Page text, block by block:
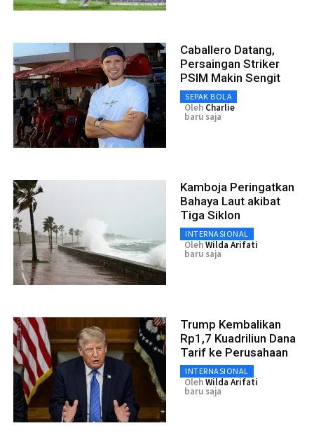
Caballero Datang,
Persaingan Striker
PSIM Makin Sengit
SEPAK BOLA
Oleh Charlie
baru saja
Kamboja Peringatkan
Bahaya Laut akibat
Tiga Siklon
INTERNASIONAL
OlehWilda Arifati
baru saja
Trump Kembalikan
Rp1,7 Kuadriliun Dana
Tarif ke Perusahaan
INTERNASIONAL
OlehWilda Arifati
baru saja